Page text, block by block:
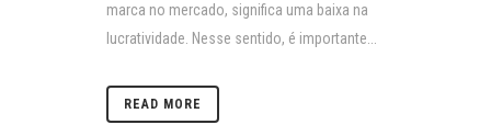
marca no mercado, significa uma baixa na
lucratividade. Nesse sentido, é importante...
READ MORE